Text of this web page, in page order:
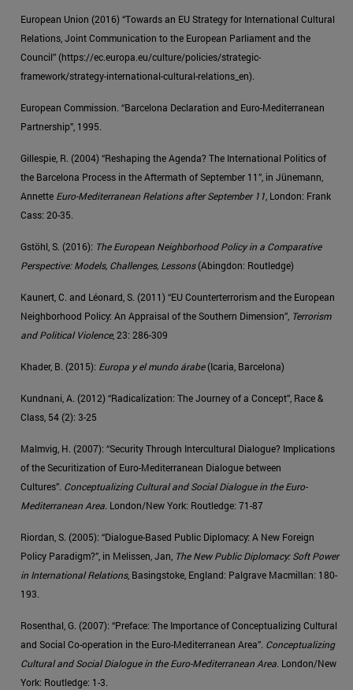
European Union (2016) “Towards an EU Strategy for International Cultural
Relations, Joint Communication to the European Parliament and the
Council” (https://ec.europa.eu/cul­ture/policies/strategic-
framework/strategy-international-cultural-relations_en).
European Commission. “Barcelona Declaration and Euro-Mediterranean
Partnership”, 1995.
Gillespie, R. (2004) “Reshaping the Agenda? The International Politics of
the Barcelona Process in the Aftermath of September 11”, in Jünemann,
Annette Euro-Mediterranean Relations after September 11 , London: Frank
Cass: 20-35.
Gstöhl, S. (2016): The European Neighborhood Policy in a Comparative
Perspective: Models, Challenges, Lessons(Abingdon: Routledge)
Kaunert, C. and Léonard, S. (2011) “EU Counterterrorism and the European
Neighborhood Policy: An Appraisal of the Southern Dimension”, Terrorism
and Political Violence, 23: 286-309
Khader, B. (2015): Europa y el mundo árabe(Icaria, Barcelona)
Kundnani, A. (2012) “Radicalization: The Journey of a Concept”, Race &
Class, 54 (2): 3-25
Malmvig, H. (2007): “Security Through Intercultural Dialogue? Implications
of the Securitization of Euro-Mediterranean Dialogue between
Cultures”. Conceptualizing Cultural and Social Dialogue in the Euro-
Mediterranean Area. London/New York: Routledge: 71-87
Riordan, S. (2005): “Dialogue-Based Public Diplomacy: A New Foreign
Policy Paradigm?”, in Melissen, Jan, The New Public Diplomacy: Soft Power
in International Relations, Basingstoke, England: Palgrave Macmillan: 180-
193.
Rosenthal, G. (2007): “Preface: The Importance of Conceptualizing Cultural
and Social Co-operation in the Euro-Mediterranean Area”. Conceptualizing
Cultural and Social Dialogue in the Euro-Mediterranean Area. London/New
York: Routledge: 1-3.